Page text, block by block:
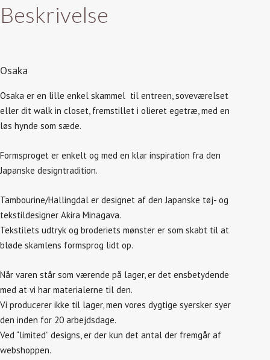
Beskrivelse
Osaka
Osaka er en lille enkel skammel til entreen, soveværelset
eller dit walk in closet, fremstillet i olieret egetræ, med en
løs hynde som sæde.
Formsproget er enkelt og med en klar inspiration fra den
Japanske designtradition.
Tambourine/Hallingdal er designet af den Japanske tøj- og
tekstildesigner Akira Minagava.
Tekstilets udtryk og broderiets mønster er som skabt til at
bløde skamlens formsprog lidt op.
Når varen står som værende på lager, er det ensbetydende
med at vi har materialerne til den.
Vi producerer ikke til lager, men vores dygtige syersker syer
den inden for 20 arbejdsdage.
Ved “limited” designs, er der kun det antal der fremgår af
webshoppen.